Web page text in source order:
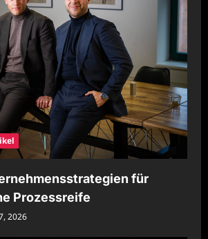
für
Prozessreife
2026